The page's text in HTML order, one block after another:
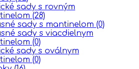
sady s rovným
(28)
sady s mantinelom (0)
sady s viacdielnym
(0)
sady s oválnym
(0)